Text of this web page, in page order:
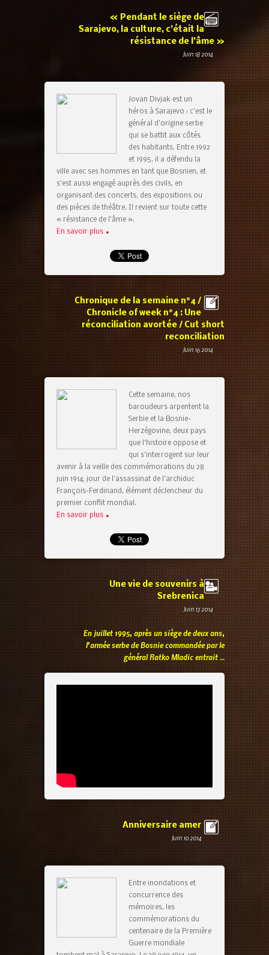
« Pendant le siège de
Sarajevo, la culture, c’était la
résistance de l’âme »
Juin 18 2014
Jovan Divjak est un
héros à Sarajevo : c’est le
général d’origine serbe
qui se battit aux côtés
des habitants. Entre 1992
et 1995, il a défendu la
ville avec ses hommes en tant que Bosnien, et
s’est aussi engagé auprès des civils, en
organisant des concerts, des expositions ou
des pièces de théâtre. Il revient sur toute cette
« résistance de l’âme ».
En savoir plus
Chronique de la semaine n°4 /
Chronicle of week n°4 : Une
réconciliation avortée / Cut short
reconciliation
Juin 16 2014
Cette semaine, nos
baroudeurs arpentent la
Serbie et la Bosnie-
Herzégovine, deux pays
que l’histoire oppose et
qui s’interrogent sur leur
avenir à la veille des commémorations du 28
juin 1914, jour de l’assassinat de l’archiduc
François-Ferdinand, élément déclencheur du
premier conflit mondial.
En savoir plus
Une vie de souvenirs à
Srebrenica
Juin 13 2014
En juillet 1995, après un siège de deux ans,
l’armée serbe de Bosnie commandée par le
général Ratko Mladic entrait …
Anniversaire amer
Juin 10 2014
Entre inondations et
concurrence des
mémoires, les
commémorations du
centenaire de la Première
Guerre mondiale